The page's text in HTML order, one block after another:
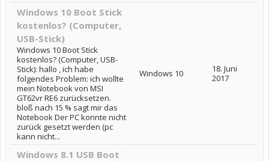
Windows 10 Boot Stick
kostenlos? (Computer,
USB-Stick)
Windows 10 Boot Stick
kostenlos? (Computer, USB-
Stick): hallo , ich habe
folgendes Problem: ich wollte
mein Notebook von MSI
GT62vr RE6 zurücksetzen.
bloß nach 15 % sagt mir das
Notebook Der PC konnte nicht
zurück gesetzt werden (pc
kann nicht...
Windows 10
18. Juni
2017
Windows 8.1 USB Boot